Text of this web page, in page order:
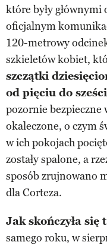
które były głównymi
oficjalnym
120-metrowy
szkieletów kobiet,
szczątki
od pięciu do
pozornie bezpieczne
okaleczone, o czym
w ich pokojach
zostały spalone, a
sposób zrujnowano
dla Corteza.
Jak skończyła się
samego roku, w